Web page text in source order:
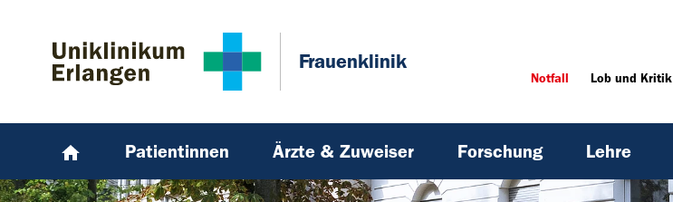
Frauenklinik
Notfall Lob und Kritik
Patientinnen Ärzte & Zuweiser Forschung Lehre